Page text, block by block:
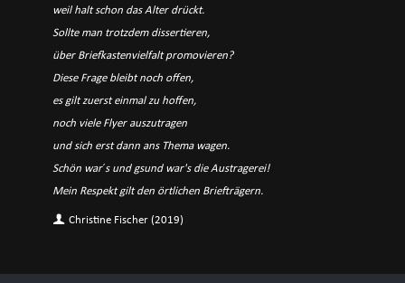
weil halt schon das Alter drückt.
Sollte man trotzdem dissertieren,
über Briefkastenvielfalt promovieren?
Diese Frage bleibt noch offen,
es gilt zuerst einmal zu hoffen,
noch viele Flyer auszutragen
und sich erst dann ans Thema wagen.
Schön war ́s und gsund war's die Austragerei!
Mein Respekt gilt den örtlichen Briefträgern.
Christine Fischer (2019)